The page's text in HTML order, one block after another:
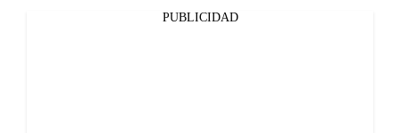
PUBLICIDAD